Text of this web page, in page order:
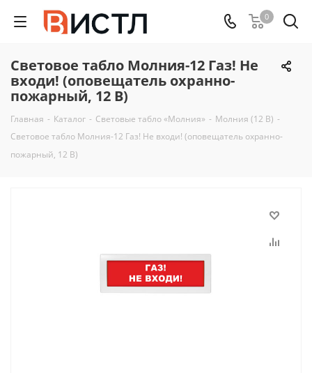
0
Световое табло Молния-12 Газ! Не
входи! (оповещатель охранно-
пожарный, 12 В)
Главная - Каталог - Световые табло «Молния» - Молния (12 В) -
Световое табло Молния-12 Газ! Не входи! (оповещатель охранно-
пожарный, 12 В)